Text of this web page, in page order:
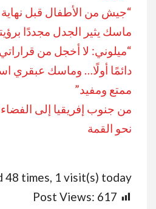
“جيش من الأطفال قبل نهاية
ماسك يثير الجدل مجددًا
“ميلوني: لا أخجل من
دائمًا أولًا… وماسك عبقري
ممتع ومفيد”
من جنوب إفريقيا إلى
نحو القمة
48 times, 1 visit(s) today
Post Views: 617